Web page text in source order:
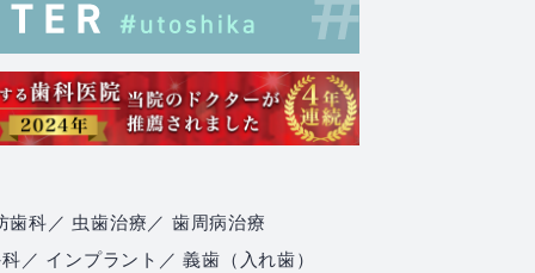
歯科／ 虫歯治療／ 歯周病治療
／ インプラント ／ 義歯（入れ歯）